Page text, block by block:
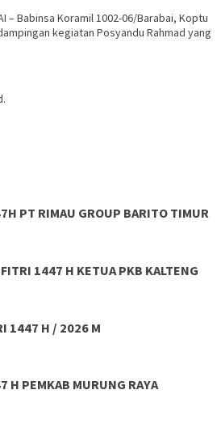
– Babinsa Koramil 1002-06/Barabai, Koptu
kegiatan Posyandu Rahmad yang
PT RIMAU GROUP BARITO TIMUR
1447 H KETUA PKB KALTENG
1447 H / 2026 M
H PEMKAB MURUNG RAYA